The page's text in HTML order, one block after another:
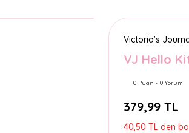
Victoria's
VJ Hello
0 Puan - 0 Yorum
379,99 TL
40,50 TL den